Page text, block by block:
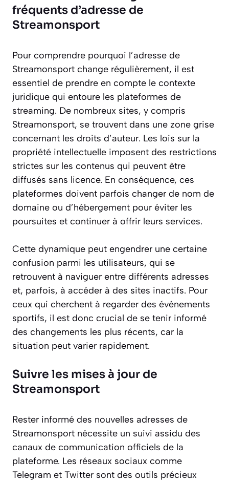
fréquents d’adresse de
Streamonsport
Pour comprendre pourquoi l’adresse de
Streamonsport change régulièrement, il est
essentiel de prendre en compte le contexte
juridique qui entoure les plateformes de
streaming. De nombreux sites, y compris
Streamonsport, se trouvent dans une zone grise
concernant les droits d’auteur. Les lois sur la
propriété intellectuelle imposent des restrictions
strictes sur les contenus qui peuvent être
diffusés sans licence. En conséquence, ces
plateformes doivent parfois changer de nom de
domaine ou d’hébergement pour éviter les
poursuites et continuer à offrir leurs services.
Cette dynamique peut engendrer une certaine
confusion parmi les utilisateurs, qui se
retrouvent à naviguer entre différents adresses
et, parfois, à accéder à des sites inactifs. Pour
ceux qui cherchent à regarder des événements
sportifs, il est donc crucial de se tenir informé
des changements les plus récents, car la
situation peut varier rapidement.
Suivre les mises à jour de
Streamonsport
Rester informé des nouvelles adresses de
Streamonsport nécessite un suivi assidu des
canaux de communication officiels de la
plateforme. Les réseaux sociaux comme
Telegram et Twitter sont des outils précieux